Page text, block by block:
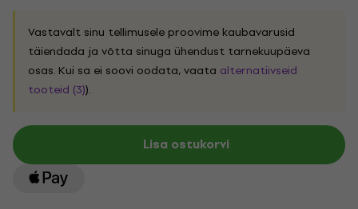
Vastavalt sinu tellimusele proovime kaubavarusid
täiendada ja võtta sinuga ühendust tarnekuupäeva
osas. Kui sa ei soovi oodata, vaata alternatiivseid
tooteid (3)).
Lisa ostukorvi